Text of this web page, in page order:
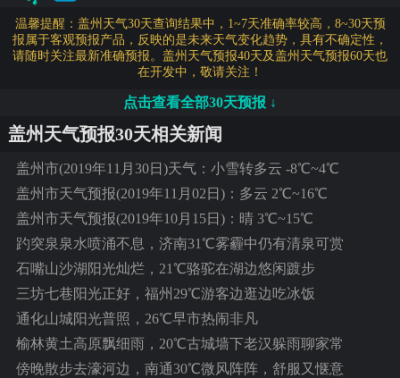
温馨提醒：盖州天气30天查询结果中，1~7天准确率较高，8~30天预
报属于客观预报产品，反映的是未来天气变化趋势，具有不确定性，
请随时关注最新准确预报。盖州天气预报40天及盖州天气预报60天也
在开发中，敬请关注！
点击查看全部30天预报 ↓
盖州天气预报30天相关新闻
盖州市(2019年11月30日)天气：小雪转多云 -8℃~4℃
盖州市天气预报(2019年11月02日)：多云 2℃~16℃
盖州市天气预报(2019年10月15日)：晴 3℃~15℃
趵突泉泉水喷涌不息，济南31℃雾霾中仍有清泉可赏
石嘴山沙湖阳光灿烂，21℃骆驼在湖边悠闲踱步
三坊七巷阳光正好，福州29℃游客边逛边吃冰饭
通化山城阳光普照，26℃早市热闹非凡
榆林黄土高原飘细雨，20℃古城墙下老汉躲雨聊家常
傍晚散步去濠河边，南通30℃微风阵阵，舒服又惬意